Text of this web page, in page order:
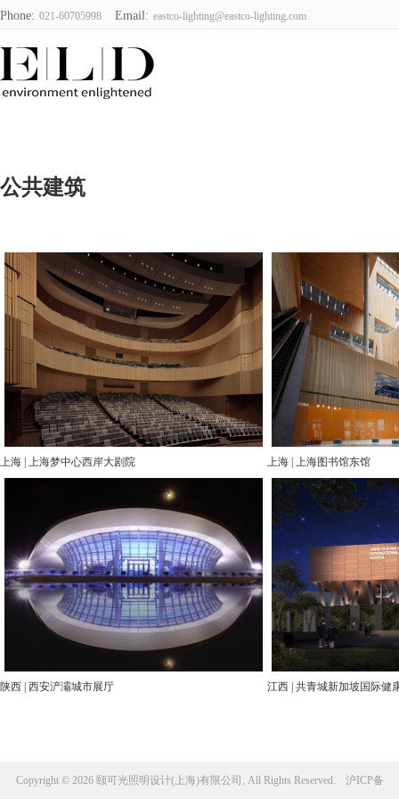
Phone: 021-60705998 Email: eastco-lighting@eastco-lighting.com
颐可光照明设
计(上海)有限
公共建筑
上海 | 上海梦中心西岸大剧院 上海 | 上海图书馆东馆
陕西 | 西安浐灞城市展厅 江西 | 共青城新加坡国际健
Copyright © 2026 颐可光照明设计(上海)有限公司, All Rights Reserved. 沪ICP备